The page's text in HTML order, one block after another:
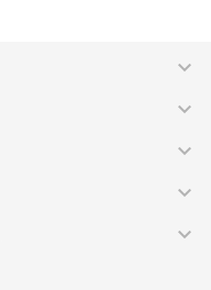




